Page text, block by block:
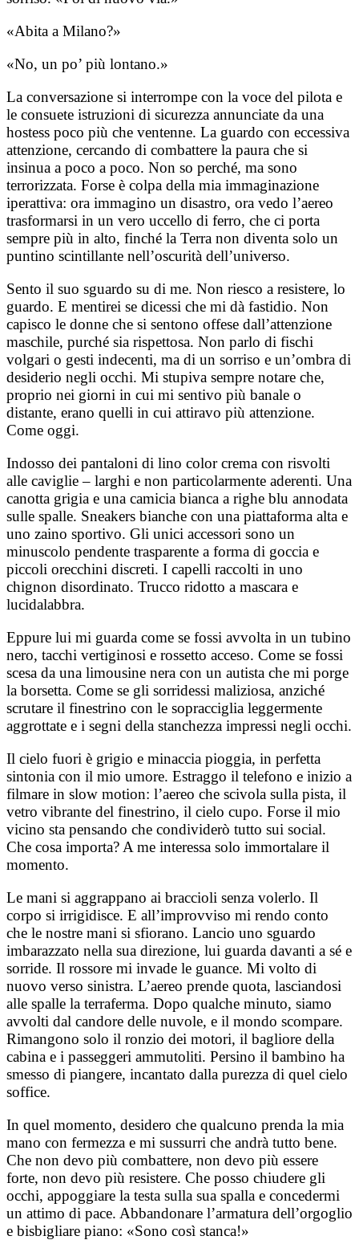
«Abita a Milano?»
«No, un po’ più lontano.»
La conversazione si interrompe con la voce del pilota e
le consuete istruzioni di sicurezza annunciate da una
hostess poco più che ventenne. La guardo con eccessiva
attenzione, cercando di combattere la paura che si
insinua a poco a poco. Non so perché, ma sono
terrorizzata. Forse è colpa della mia immaginazione
iperattiva: ora immagino un disastro, ora vedo l’aereo
trasformarsi in un vero uccello di ferro, che ci porta
sempre più in alto, finché la Terra non diventa solo un
puntino scintillante nell’oscurità dell’universo.
Sento il suo sguardo su di me. Non riesco a resistere, lo
guardo. E mentirei se dicessi che mi dà fastidio. Non
capisco le donne che si sentono offese dall’attenzione
maschile, purché sia rispettosa. Non parlo di fischi
volgari o gesti indecenti, ma di un sorriso e un’ombra di
desiderio negli occhi. Mi stupiva sempre notare che,
proprio nei giorni in cui mi sentivo più banale o
distante, erano quelli in cui attiravo più attenzione.
Come oggi.
Indosso dei pantaloni di lino color crema con risvolti
alle caviglie – larghi e non particolarmente aderenti. Una
canotta grigia e una camicia bianca a righe blu annodata
sulle spalle. Sneakers bianche con una piattaforma alta e
uno zaino sportivo. Gli unici accessori sono un
minuscolo pendente trasparente a forma di goccia e
piccoli orecchini discreti. I capelli raccolti in uno
chignon disordinato. Trucco ridotto a mascara e
lucidalabbra.
Eppure lui mi guarda come se fossi avvolta in un tubino
nero, tacchi vertiginosi e rossetto acceso. Come se fossi
scesa da una limousine nera con un autista che mi porge
la borsetta. Come se gli sorridessi maliziosa, anziché
scrutare il finestrino con le sopracciglia leggermente
aggrottate e i segni della stanchezza impressi negli occhi.
Il cielo fuori è grigio e minaccia pioggia, in perfetta
sintonia con il mio umore. Estraggo il telefono e inizio a
filmare in slow motion: l’aereo che scivola sulla pista, il
vetro vibrante del finestrino, il cielo cupo. Forse il mio
vicino sta pensando che condividerò tutto sui social.
Che cosa importa? A me interessa solo immortalare il
momento.
Le mani si aggrappano ai braccioli senza volerlo. Il
corpo si irrigidisce. E all’improvviso mi rendo conto
che le nostre mani si sfiorano. Lancio uno sguardo
imbarazzato nella sua direzione, lui guarda davanti a sé e
sorride. Il rossore mi invade le guance. Mi volto di
nuovo verso sinistra. L’aereo prende quota, lasciandosi
alle spalle la terraferma. Dopo qualche minuto, siamo
avvolti dal candore delle nuvole, e il mondo scompare.
Rimangono solo il ronzio dei motori, il bagliore della
cabina e i passeggeri ammutoliti. Persino il bambino ha
smesso di piangere, incantato dalla purezza di quel cielo
soffice.
In quel momento, desidero che qualcuno prenda la mia
mano con fermezza e mi sussurri che andrà tutto bene.
Che non devo più combattere, non devo più essere
forte, non devo più resistere. Che posso chiudere gli
occhi, appoggiare la testa sulla sua spalla e concedermi
un attimo di pace. Abbandonare l’armatura dell’orgoglio
e bisbigliare piano: «Sono così stanca!»